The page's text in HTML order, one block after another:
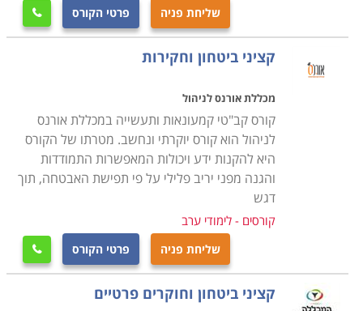
הקורס מעניק לסטודנטים את כל הידע והכלים הנדרשים
לניהול בטחוני של ארגון, קבוצה או אדם. במסגרת הקורס
לומדים הסטודנטים שיטות וטכניקות לביצוע תצפית על
סיטואציות, בניית תמונה מנטאלית מתאימה, וזיהוי חריגות
בתמונה ואירועים הנושאים פוטנציאל לסיכון. כמו כן, נלמד
כל הנושא של אמצעי ההגנה החל בכלי נשק אישי, דרך
מערכות התרעה, מערכות הרתעה, מערכות לפיזור קהל,
מערכות הגנה, גדרות, מערכות היקפיות, מערכות צילום
במעגל סגור, מערכות אזעקה וכדומה
עוד בקורס נלמדות גישות שונות ומגוונות של ניהול הנושא;
כיצד לבנות תיק נהלים, כיצד לנהל צוות אבטחה, כיצד לנהל
את האינטראקציה שלהם עם הסובבים במקום העבודה. עוד
שליחת פניה פרטי הקורס 
קציני ביטחון וחקירות
מכללת אורנס לניהול
קורס קב"טי קמעונאות ותעשייה במכללת אורנס
לניהול הוא קורס יוקרתי ונחשב. מטרתו של הקורס
היא להקנות ידע ויכולות המאפשרות התמודדות
והגנה מפני יריב פלילי על פי תפישת האבטחה, תוך
דגש
קורסים - לימודי ערב
שליחת פניה פרטי הקורס 
קציני ביטחון וחוקרים פרטיים